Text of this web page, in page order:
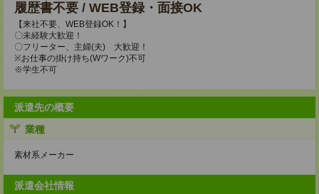
履歴書不要 / WEB登録・面接OK
【来社不要、WEB登録OK！】
〇未経験大歓迎！
〇フリーター、主婦(夫) 大歓迎！
※お仕事の掛け持ち(Wワーク)不可
※学生不可
派遣先の概要
業種
素材系メーカー
派遣会社情報